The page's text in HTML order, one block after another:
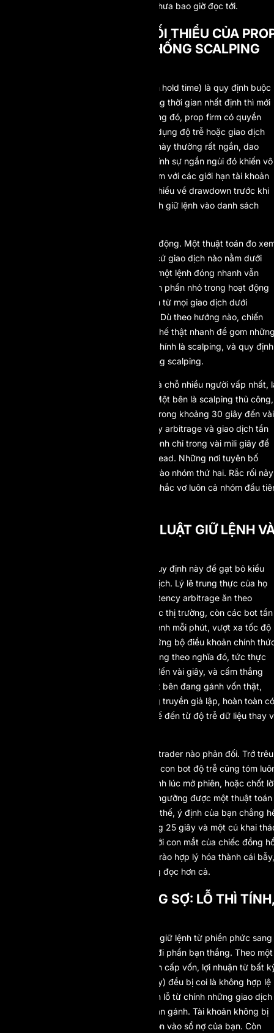
mất tiền thường là điều khoản bạn chưa bao giờ đọc tới.
THỜI GIAN GIỮ LỆNH TỐI THIỂU CỦA
FIRM LÀ GÌ (VÀ LUẬT CHỐNG SCALPING
Thời gian giữ lệnh tối thiểu (minimum hold time) là quy định buộc
một vị thế phải mở ít nhất một khoảng thời gian nhất định thì mới
được ghi nhận. Đóng sớm hơn ngưỡng đó, prop firm có quyền
gắn nhãn giao dịch là scalping, lạm dụng độ trễ hoặc giao dịch
tần suất cao rồi loại bỏ nó. Ngưỡng này thường rất ngắn, dao
động từ 30 giây đến hai phút, và chính sự ngắn ngủi đó khiến vô
số trader bỏ sót. Nó nằm chung nhóm với các giới hạn tài khoản
hiểu về drawdown trước khi
thì cũng nên xếp quy định giữ lệnh vào danh sách
Cách vận hành của nó hoàn toàn tự động. Một thuật toán đo
mỗi vị thế mở trong bao lâu, và bất cứ giao dịch nào nằm dưới
ngưỡng đều bị đánh dấu. Ở vài nơi, một lệnh đóng nhanh vẫn
được chấp nhận miễn là nó chỉ chiếm phần nhỏ trong hoạt động
của bạn; ở những nơi khác, lợi nhuận từ mọi giao dịch dưới
ngưỡng đều bị xóa sạch lúc rút tiền. Dù theo hướng nào, chiến
lược châm ngòi vẫn là một: đóng vị thế thật nhanh để gom
con sóng nhỏ rồi lặp lại liên tục. Đó chính là scalping, và quy định
canh chừng nó được gọi là luật chống scalping.
Điểm tinh tế quan trọng nhất, cũng là chỗ nhiều người vấp nhất,
“scalping” không chỉ có một dạng. Một bên là scalping thủ công,
khi con người tự mở rồi đóng vị thế trong khoảng 30 giây đến vài
phút. Bên kia là tick scalping, latency arbitrage và giao dịch tần
suất cao (HFT), khi thuật toán bắn lệnh chỉ trong vài mili giây để
khai thác độ trễ báo giá hay khe spread. Những nơi tuyên bố
“cấm scalping” gần như luôn nhắm vào nhóm thứ hai. Rắc rối nảy
sinh khi một ngưỡng giữ lệnh cứng nhắc vơ luôn cả nhóm đầu
VÌ SAO CÁC SÀN THÊM LUẬT GIỮ LỆNH
Các công ty cấp vốn dựng những quy định này để gạt bỏ kiểu
thực thi vốn không thực sự là giao dịch. Lý lẽ trung thực của họ
cũng đứng vững: tick scalping và latency arbitrage ăn theo
đường truyền báo giá chứ không đọc thị trường, còn các bot tần
suất cao có thể tung ra hàng chục lệnh mỗi phút, vượt xa tốc độ
của bất kỳ con người nào. Đã có những bộ điều khoản chính
định nghĩa giao dịch tần suất cao đúng theo nghĩa đó, tức thực
thi bằng thuật toán ở mức mili giây đến vài giây, và cấm thẳng
tay lối giao dịch dựa trên độ trễ. Một bên đang gánh vốn thật,
hoặc đang định giá rủi ro trên đường truyền giả lập, hoàn toàn có
cơ sở để không chi trả cho thứ lợi thế đến từ độ trễ dữ liệu thay
Nếu mọi chuyện dừng ở đó thì hiếm trader nào phản đối. Trớ trêu
là cùng tấm lưới phát hiện tóm được con bot độ trễ cũng tóm
một trader tùy ý chỉ vô tình lướt nhanh lúc mở phiên, hoặc chốt
ngay khi giá vừa chạm mục tiêu. Vì ngưỡng được một thuật toán
xác định thuần túy qua thời lượng vị thế, ý định của bạn chẳng
được đếm xỉa. Một cú scalp thủ công 25 giây và một cú khai
độ trễ 25 giây hiện ra y hệt nhau dưới con mắt của chiếc đồng
Đây chính là khoảnh khắc một hàng rào hợp lý hóa thành cái bẫy,
và cũng là lý do phần tiếp theo đáng đọc hơn cả.
SỰ BẤT ĐỐI XỨNG ĐÁNG SỢ: LỖ THÌ TÍNH,
Đây mới là chi tiết đẩy một quy định giữ lệnh từ phiền phức sang
nguy hiểm: ở một số nơi, nó chỉ xóa đi phần bạn thắng. Theo một
điều khoản đã công bố cho tài khoản cấp vốn, lợi nhuận từ bất
vị thế nào giữ dưới hai phút (120 giây) đều bị coi là không hợp lệ
và gỡ bỏ lúc rút tiền, trong khi khoản lỗ từ chính những giao dịch
chớp nhoáng đó thì vẫn một mình bạn gánh. Tài khoản không bị
đánh rớt. Các lệnh thua vẫn cộng dồn vào sổ nợ của bạn. Còn